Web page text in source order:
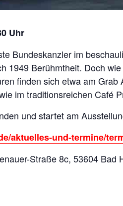
Uhr
Bundeskanzler im
1949 Berühmtheit. Doch
finden sich etwa am
im traditionsreichen Café
und startet am
aktuelles-und-termine/
Straße 8c, 53604 Bad